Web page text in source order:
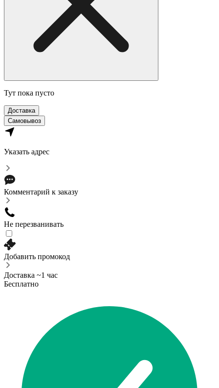
Тут пока пусто
Доставка
Самовывоз
Указать адрес
Комментарий к заказу
Не перезванивать
Добавить промокод
Доставка ~1 час
Бесплатно